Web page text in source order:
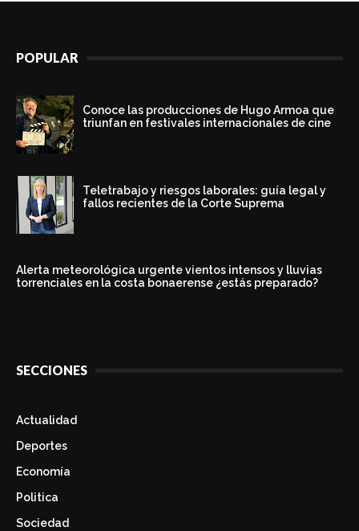
POPULAR
Conoce las producciones de Hugo Armoa que
triunfan en festivales internacionales de cine
Teletrabajo y riesgos laborales: guía legal y
fallos recientes de la Corte Suprema
Alerta meteorológica urgente vientos intensos y lluvias
torrenciales en la costa bonaerense ¿estás preparado?
SECCIONES
Actualidad
Deportes
Economía
Politica
Sociedad